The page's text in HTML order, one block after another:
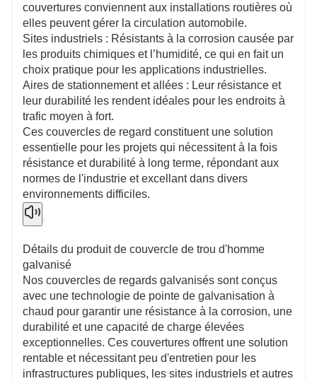
couvertures conviennent aux installations routières où
elles peuvent gérer la circulation automobile.
Sites industriels : Résistants à la corrosion causée par
les produits chimiques et l’humidité, ce qui en fait un
choix pratique pour les applications industrielles.
Aires de stationnement et allées : Leur résistance et
leur durabilité les rendent idéales pour les endroits à
trafic moyen à fort.
Ces couvercles de regard constituent une solution
essentielle pour les projets qui nécessitent à la fois
résistance et durabilité à long terme, répondant aux
normes de l'industrie et excellant dans divers
environnements difficiles.
Détails du produit de couvercle de trou d'homme
galvanisé
Nos couvercles de regards galvanisés sont conçus
avec une technologie de pointe de galvanisation à
chaud pour garantir une résistance à la corrosion, une
durabilité et une capacité de charge élevées
exceptionnelles. Ces couvertures offrent une solution
rentable et nécessitant peu d'entretien pour les
infrastructures publiques, les sites industriels et autres